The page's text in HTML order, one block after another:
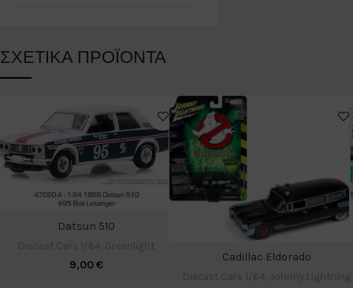
ΣΧΕΤΙΚΆ ΠΡΟΪΌΝΤΑ
Datsun 510
9,00€
Cadillac Eldorado